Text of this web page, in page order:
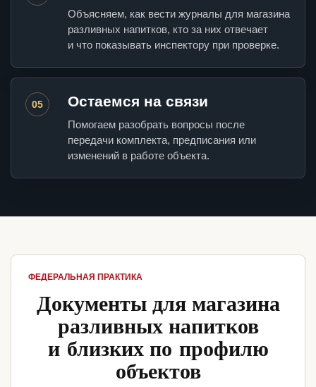
Объясняем, как вести журналы для магазина
разливных напитков, кто за них отвечает
и что показывать инспектору при проверке.
05 Остаемся на связи
Помогаем разобрать вопросы после
передачи комплекта, предписания или
изменений в работе объекта.
ФЕДЕРАЛЬНАЯ ПРАКТИКА
Документы для магазина
разливных напитков
и близких по профилю
объектов